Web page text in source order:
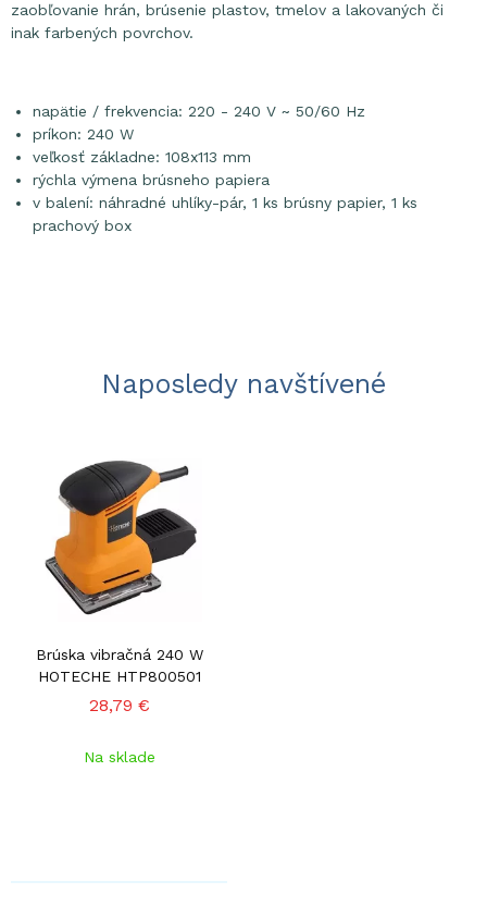
zaobľovanie hrán, brúsenie plastov, tmelov a lakovaných či
inak farbených povrchov.
napätie / frekvencia: 220 - 240 V ~ 50/60 Hz
príkon: 240 W
veľkosť základne: 108x113 mm
rýchla výmena brúsneho papiera
v balení: náhradné uhlíky-pár, 1 ks brúsny papier, 1 ks
prachový box
Naposledy navštívené
Brúska vibračná 240 W
HOTECHE HTP800501
28,79 €
Na sklade